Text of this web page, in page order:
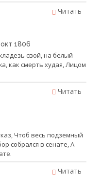
Читать
1806
свой, на белый
как смерть худая, Лицом
Читать
Чтоб весь подземный
собрался в сенате, А
Читать